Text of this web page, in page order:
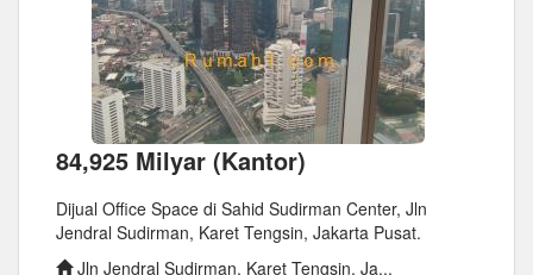
84,925 Milyar (Kantor)
Dijual Office Space di Sahid Sudirman Center, Jln
Jendral Sudirman, Karet Tengsin, Jakarta Pusat.
Jln Jendral Sudirman, Karet Tengsin, Ja...